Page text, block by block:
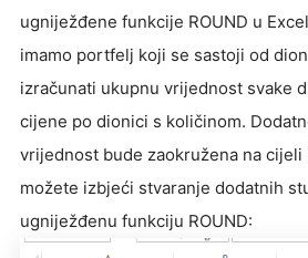
ugniježđene funkcije ROUND u
imamo portfelj koji se sastoji od
izračunati ukupnu vrijednost svake
cijene po dionici s količinom.
vrijednost bude zaokružena na cijeli
možete izbjeći stvaranje dodatnih
ugniježđenu funkciju ROUND: